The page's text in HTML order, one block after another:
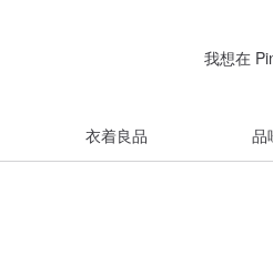
我想在
衣着良品 品